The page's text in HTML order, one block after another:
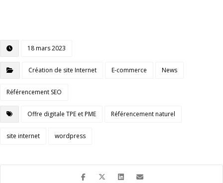
18 mars 2023
Création de site Internet E-commerce News
Référencement SEO
Offre digitale TPE et PME Référencement naturel
site internet wordpress